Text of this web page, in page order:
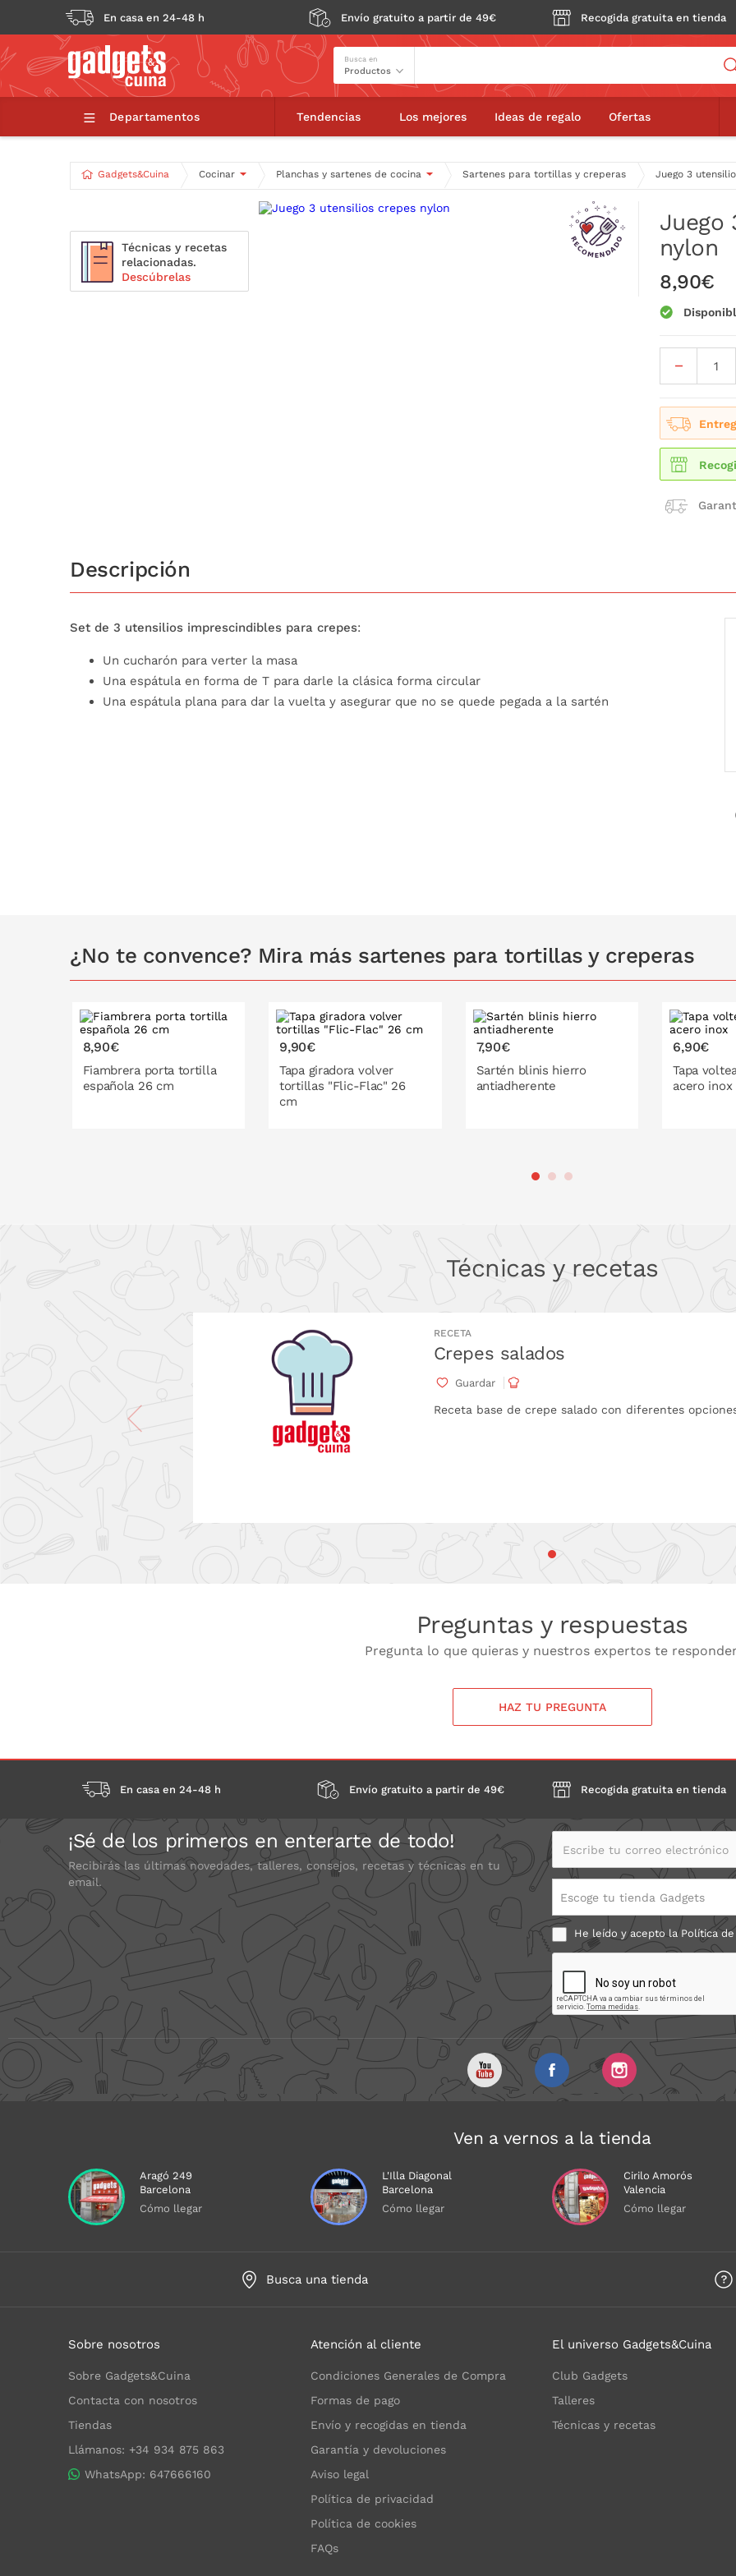
En casa en 24-48 h Envío gratuito a partir de 49€ Recogida gratuita en tienda
Busca en
Departamentos Tendencias Los mejores Ideas de regalo Ofertas
Gadgets&Cuina Cocinar Planchas y sartenes de cocina Sartenes para tortillas y creperas Juego 3
Juego 3 utensilios crepes nylon
Técnicas y recetas
relacionadas.
Descúbrelas
Juego
nylon
8,90€
Descripción
Set de 3 utensilios imprescindibles para crepes:
Un cucharón para verter la masa
Una espátula en forma de T para darle la clásica forma circular
Una espátula plana para dar la vuelta y asegurar que no se quede pegada a la sartén
¿No te convence? Mira más sartenes para tortillas y creperas
8,90€
Fiambrera porta tortilla
española 26 cm
9,90€
Tapa giradora volver
tortillas "Flic-Flac" 26
cm
7,90€
Sartén blinis hierro
antiadherente
6,90€
Tapa
acero inox
Técnicas y recetas
RECETA
Crepes salados
Guardar
Receta base de crepe salado con diferentes
Preguntas y respuestas
Pregunta lo que quieras y nuestros expertos te
HAZ TU PREGUNTA
En casa en 24-48 h Envío gratuito a partir de 49€ Recogida gratuita en tienda
¡Sé de los primeros en enterarte de todo!
Recibirás las últimas novedades, talleres, consejos, recetas y técnicas en tu
email.
Escribe tu correo electrónico
Escoge tu tienda Gadgets
He leído y acepto la Política
Ven a vernos a la tienda
Aragó 249
Barcelona
Cómo llegar
L'Illa Diagonal
Barcelona
Cómo llegar
Cirilo Amorós
Valencia
Cómo llegar
Busca una tienda
Sobre nosotros
Sobre Gadgets&Cuina
Contacta con nosotros
Tiendas
Llámanos: +34 934 875 863
WhatsApp: 647666160
Atención al cliente
Condiciones Generales de Compra
Formas de pago
Envío y recogidas en tienda
Garantía y devoluciones
Aviso legal
Política de privacidad
Política de cookies
FAQs
El universo Gadgets&Cuina
Club Gadgets
Talleres
Técnicas y recetas